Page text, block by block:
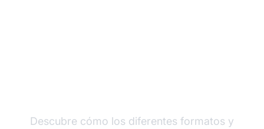
Descubre cómo los diferentes formatos y